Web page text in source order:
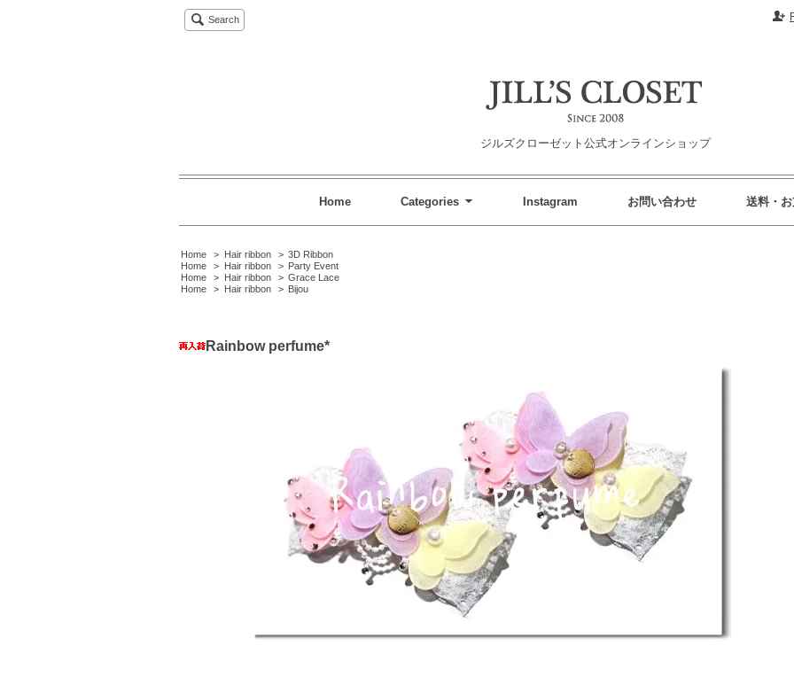
Search
ジルズクローゼット公式オンラインショップ
Home Categories Instagram お問い合わせ 送料・
Home > Hair ribbon > 3D Ribbon
Home
> Hair ribbon > Party Event
Home
> Hair ribbon > Grace Lace
Home
> Hair ribbon > Bijou
Rainbow perfume*